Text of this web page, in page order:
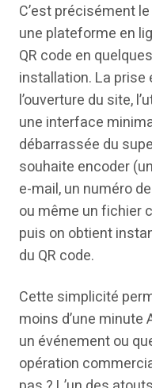
C’est précisément
une plateforme en
QR code en
installation. La prise
l’ouverture du site,
une interface
débarrassée du
souhaite encoder
e-mail, un numéro
ou même un fichier
puis on obtient
du QR code.
Cette simplicité
moins d’une minute
un événement ou
opération